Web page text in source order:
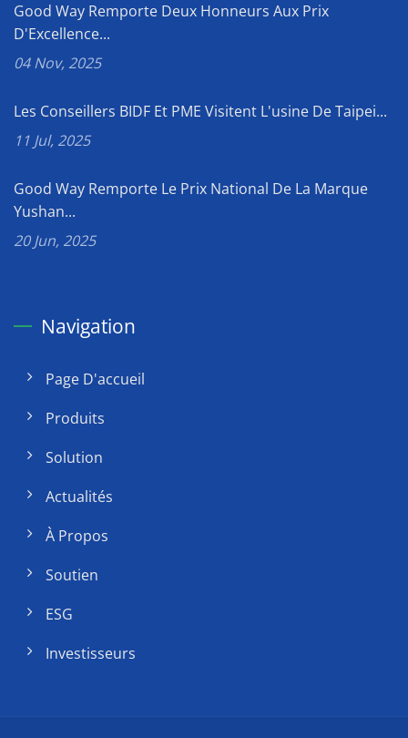
Good Way Remporte Deux Honneurs Aux Prix
D'Excellence...
04 Nov, 2025
Les Conseillers BIDF Et PME Visitent L'usine De Taipei...
11 Jul, 2025
Good Way Remporte Le Prix National De La Marque
Yushan...
20 Jun, 2025
Navigation
Page D'accueil
Produits
Solution
Actualités
À Propos
Soutien
ESG
Investisseurs